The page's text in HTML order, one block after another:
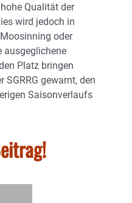
Qualität der
wird jedoch in
oder
ausgeglichene
Platz bringen
SGRRG gewarnt, den
Saisonverlaufs